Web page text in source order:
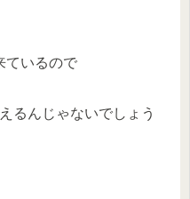
ているので
るんじゃないでしょう